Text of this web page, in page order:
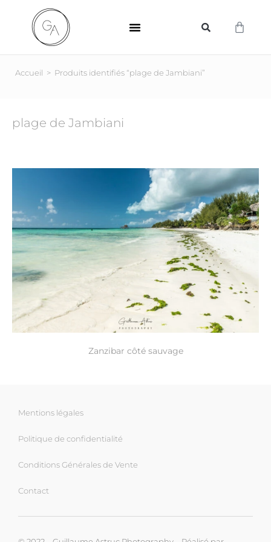
Accueil > Produits identifiés “plage de Jambiani”
plage de Jambiani
Zanzibar côté sauvage
Mentions légales
Politique de confidentialité
Conditions Générales de Vente
Contact